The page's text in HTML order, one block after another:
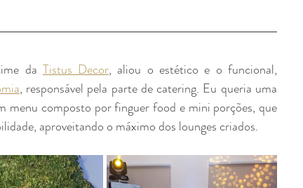
da Tistus Decor, aliou o estético e o funcional,
, responsável pela parte de catering. Eu queria uma
menu composto por finguer food e mini porções, que
aproveitando o máximo dos lounges criados.